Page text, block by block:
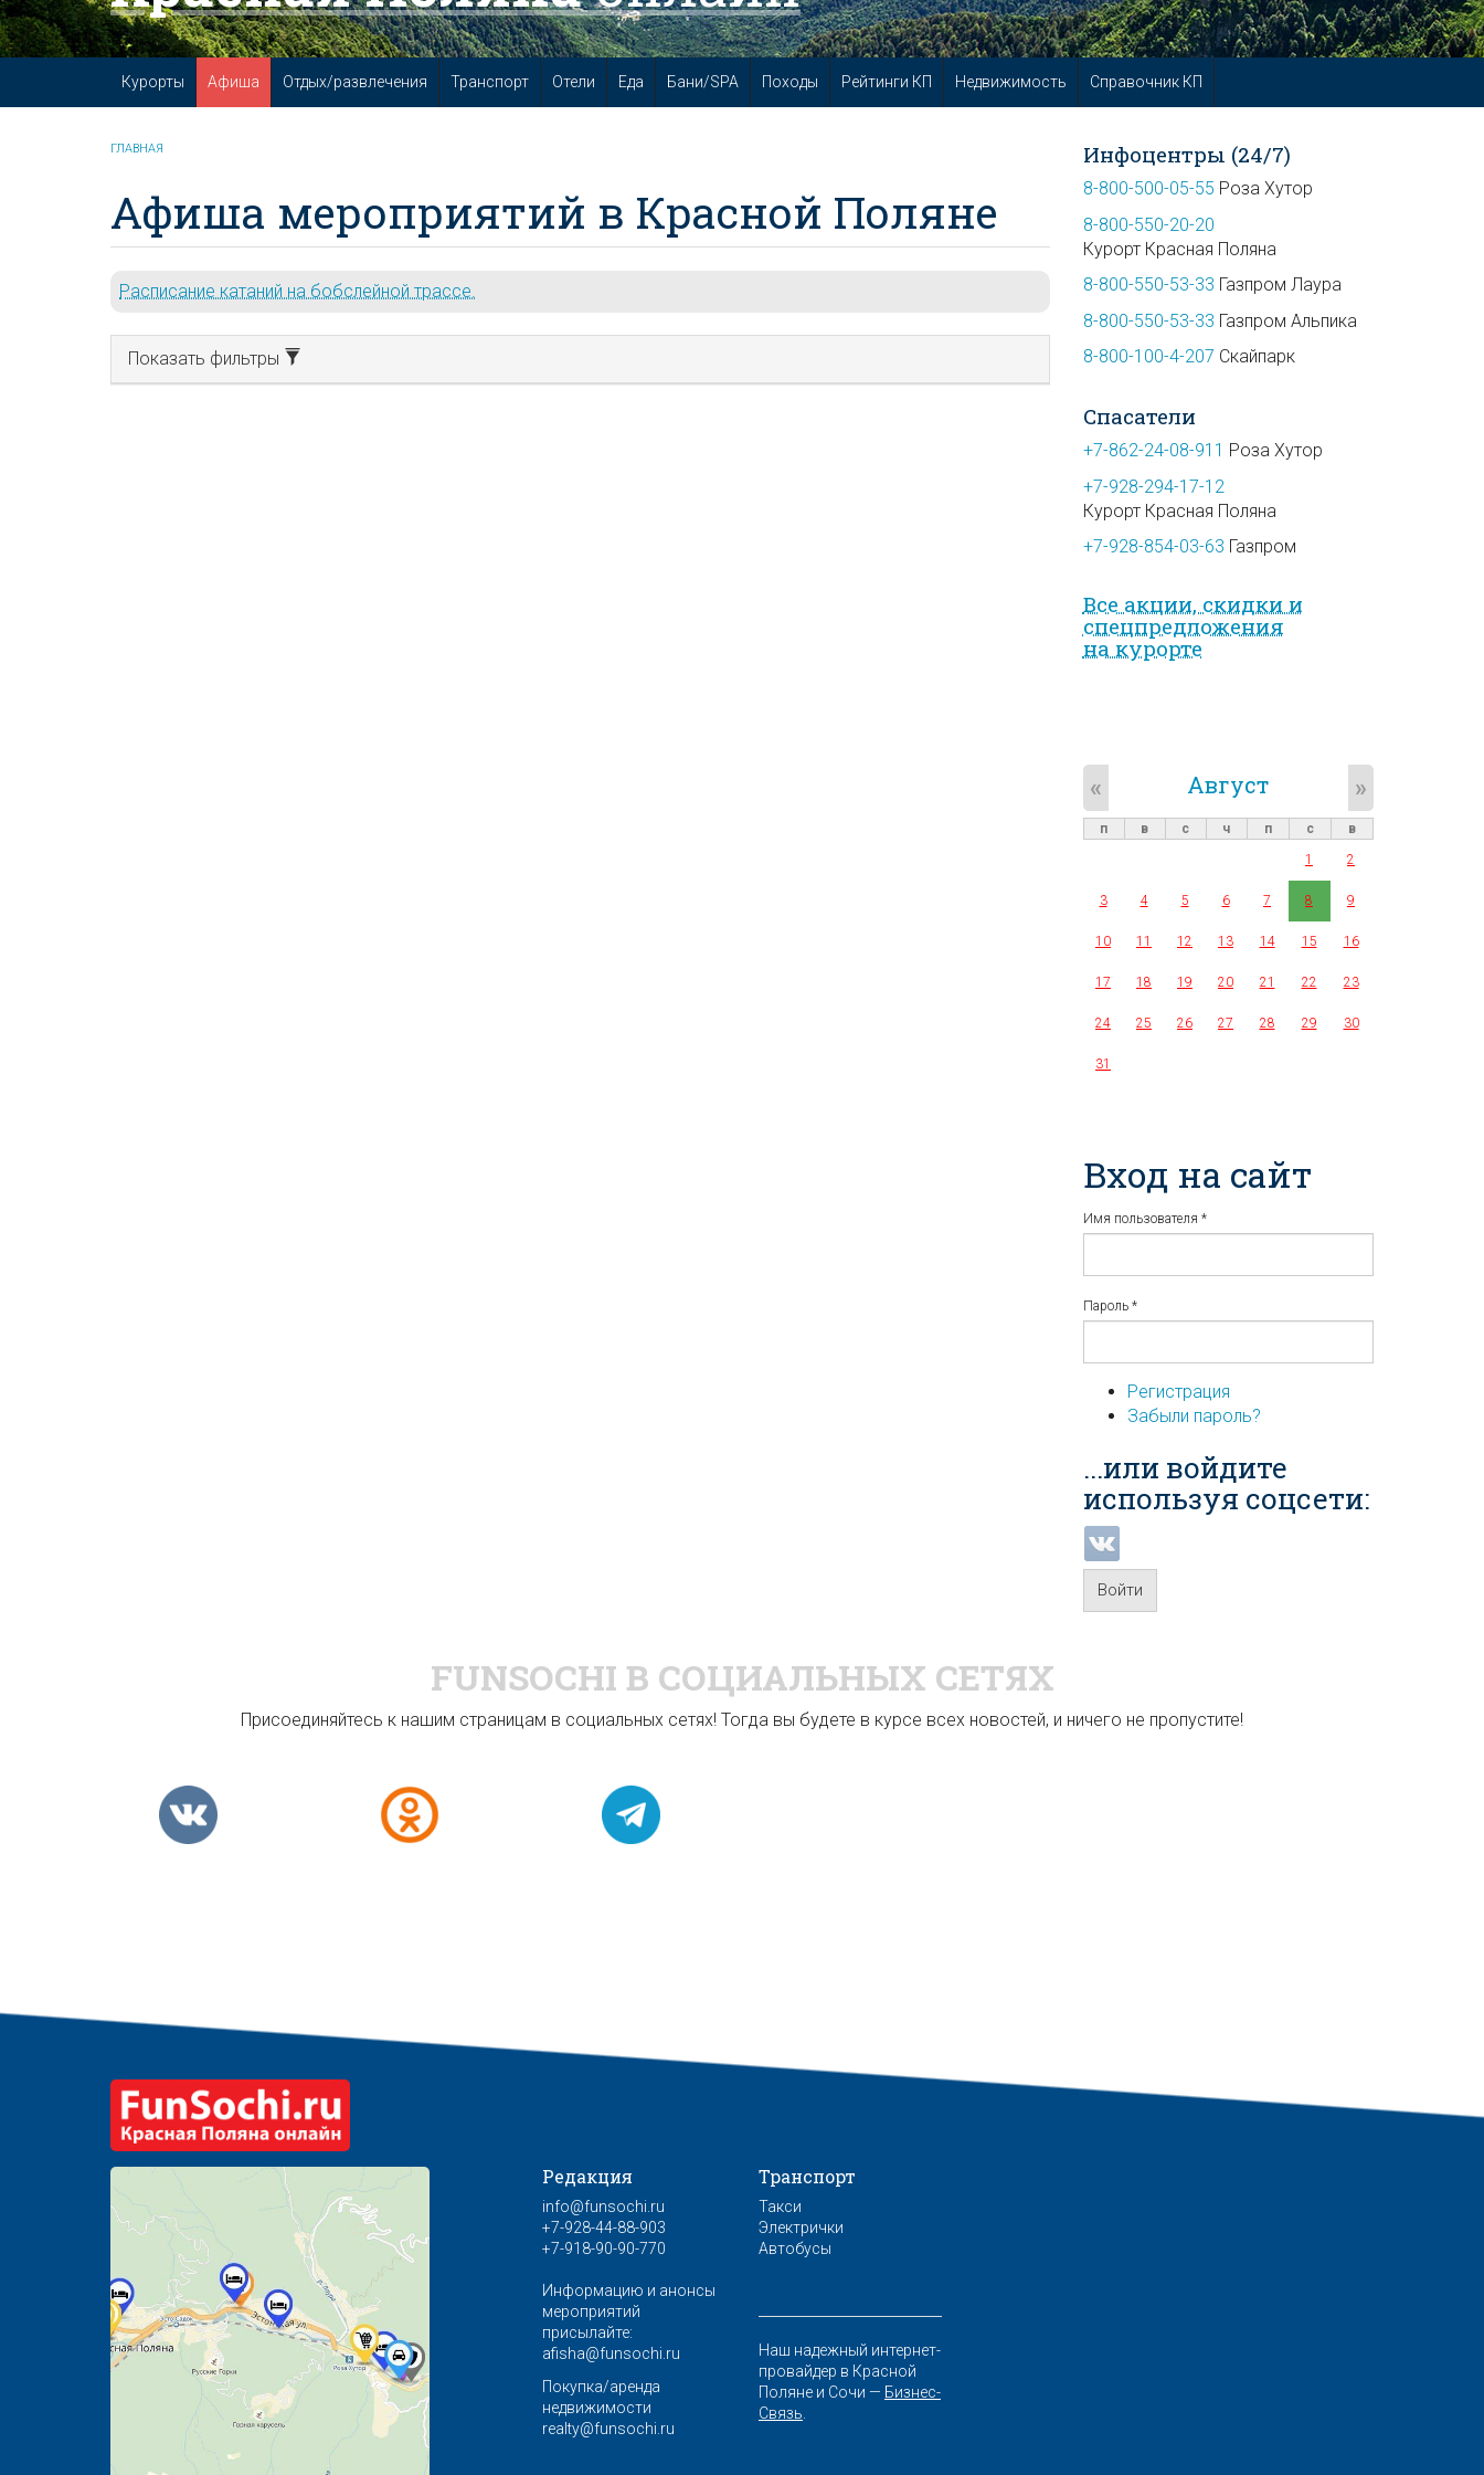
Курорты Афиша Отдых/развлечения Транспорт Отели Еда Бани/SPA Походы Рейтинги КП Недвижимость Справочник КП
ГЛАВНАЯ
Афиша мероприятий в Красной Поляне
Расписание катаний на бобслейной трассе.
Показать фильтры
Инфоцентры (24/7)
8-800-500-05-55 Роза Хутор
8-800-550-20-20
Курорт Красная Поляна
8-800-550-53-33 Газпром Лаура
8-800-550-53-33 Газпром Альпика
8-800-100-4-207 Скайпарк
Спасатели
+7-862-24-08-911 Роза Хутор
+7-928-294-17-12
Курорт Красная Поляна
+7-928-854-03-63 Газпром
Все акции, скидки и
спец­предложе­ния
на курорте
Август
« »
п в с ч п с
в
1
2
3 4 5 6 7 8 9
10 11 12 13 14 15 16
17 18 19 20 21 22 23
24 25 26 27 28 29 30
31
Вход на сайт
Имя пользователя *
Пароль *
Регистрация
Забыли пароль?
...или войдите
используя соцсети:
Войти
FUNSOCHI В СОЦИАЛЬНЫХ СЕТЯХ
Присоединяйтесь к нашим страницам в социальных сетях! Тогда вы будете в курсе всех новостей, и ничего не пропустите!
Редакция
info@funsochi.ru
+7-928-44-88-903
+7-918-90-90-770
Информацию и анонсы
мероприятий
присылайте:
afisha@funsochi.ru
Покупка/аренда
недвижимости
realty@funsochi.ru
Транспорт
Такси
Электрички
Автобусы
Наш надежный интернет-
провайдер в Красной
Поляне и Сочи — Бизнес-
Связь